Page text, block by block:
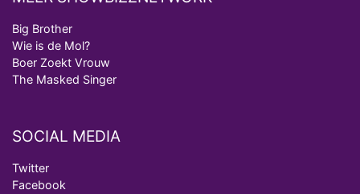
Big Brother
Wie is de Mol?
Boer Zoekt Vrouw
The Masked Singer
SOCIAL MEDIA
Twitter
Facebook